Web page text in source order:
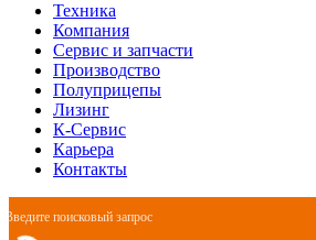
Техника
Компания
Сервис и запчасти
Производство
Полуприцепы
Лизинг
К-Сервис
Карьера
Контакты